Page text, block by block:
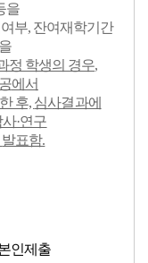
을
부, 잔여재학기간
정 학생의 경우,
에서
후, 심사결과에
사·연구
발표함.
인제출